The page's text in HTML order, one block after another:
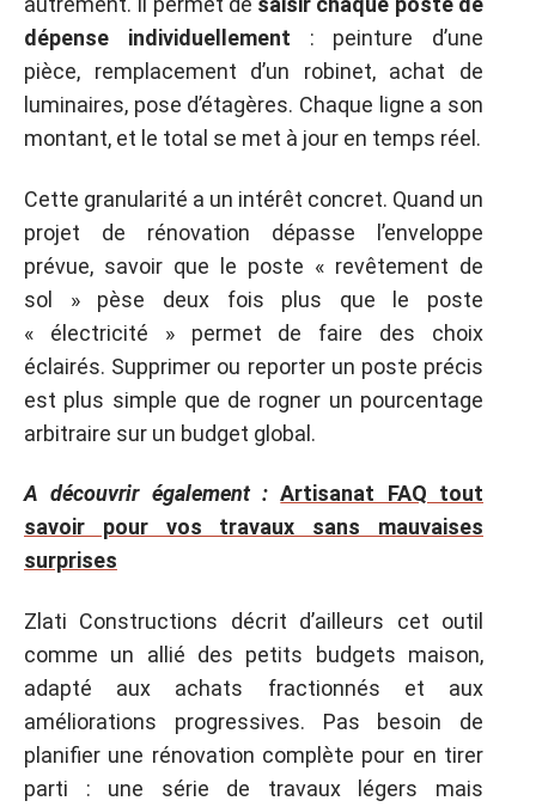
dépense individuellement : peinture d’une
pièce, remplacement d’un robinet, achat de
luminaires, pose d’étagères. Chaque ligne a son
montant, et le total se met à jour en temps réel.
Cette granularité a un intérêt concret. Quand un
projet de rénovation dépasse l’enveloppe
prévue, savoir que le poste « revêtement de
sol » pèse deux fois plus que le poste
« électricité » permet de faire des choix
éclairés. Supprimer ou reporter un poste précis
est plus simple que de rogner un pourcentage
arbitraire sur un budget global.
A découvrir également : Artisanat FAQ tout
savoir pour vos travaux sans mauvaises
surprises
Zlati Constructions décrit d’ailleurs cet outil
comme un allié des petits budgets maison,
adapté aux achats fractionnés et aux
améliorations progressives. Pas besoin de
planifier une rénovation complète pour en tirer
parti : une série de travaux légers mais